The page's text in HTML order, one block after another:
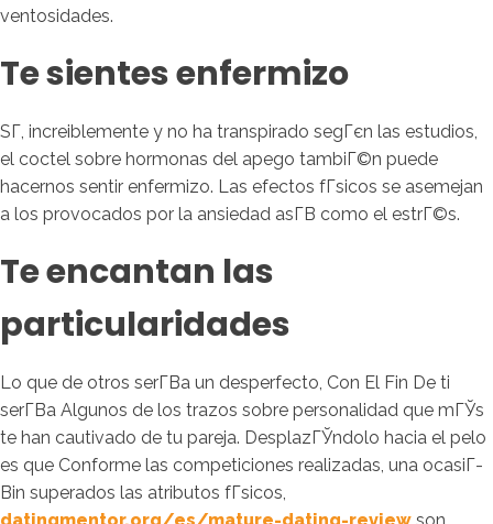
ventosidades.
Te sientes enfermizo
SГ­, increiblemente y no ha transpirado segГєn las estudios,
el coctel sobre hormonas del apego tambiГ©n puede
hacernos sentir enfermizo. Las efectos fГ­sicos se asemejan
a los provocados por la ansiedad asГ­В­ como el estrГ©s.
Te encantan las
particularidades
Lo que de otros serГ­В­a un desperfecto, Con El Fin De ti
serГ­В­a Algunos de los trazos sobre personalidad que mГЎs
te han cautivado de tu pareja. DesplazГЎndolo hacia el pelo
es que Conforme las competiciones realizadas, una ocasiГ­
Віn superados las atributos fГ­sicos,